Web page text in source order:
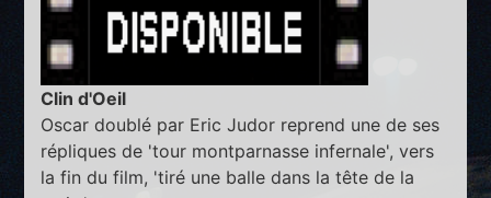
Clin d'Oeil
Oscar doublé par Eric Judor reprend une de ses
répliques de 'tour montparnasse infernale', vers
la fin du film, 'tiré une balle dans la tête de la